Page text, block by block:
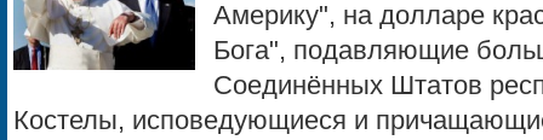
Америку", на долларе
Бога", подавляющие
Соединённых Штатов
Костелы, исповедующиеся и